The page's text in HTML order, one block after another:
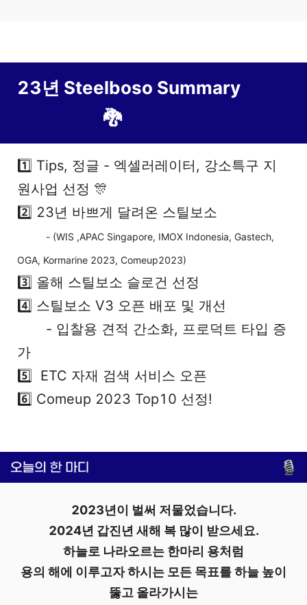
23년 Steelboso Summary
🐉
1️⃣ Tips, 정글 - 엑셀러레이터, 강소특구 지
원사업 선정 🎊
2️⃣ 23년 바쁘게 달려온 스틸보소
- (WIS ,APAC Singapore, IMOX Indonesia, Gastech,
OGA, Kormarine 2023, Comeup2023)
3️⃣ 올해 스틸보소 슬로건 선정
4️⃣ 스틸보소 V3 오픈 배포 및 개선
- 입찰용 견적 간소화, 프로덕트 타입 증
가
5️⃣ ETC 자재 검색 서비스 오픈
6️⃣ Comeup 2023 Top10 선정!
2023년이 벌써 저물었습니다.
2024년 갑진년 새해 복 많이 받으세요.
하늘로 나라오르는 한마리 용처럼
용의 해에 이루고자 하시는 모든 목표를 하늘 높이
뚫고 올라가시는